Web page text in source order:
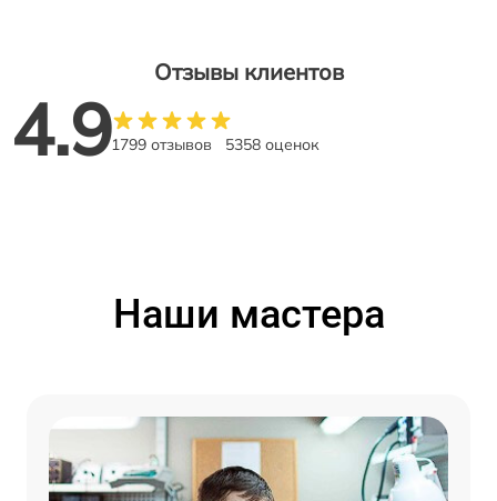
Отзывы клиентов
4.91799 отзывов 5358 оценок
Наши мастера